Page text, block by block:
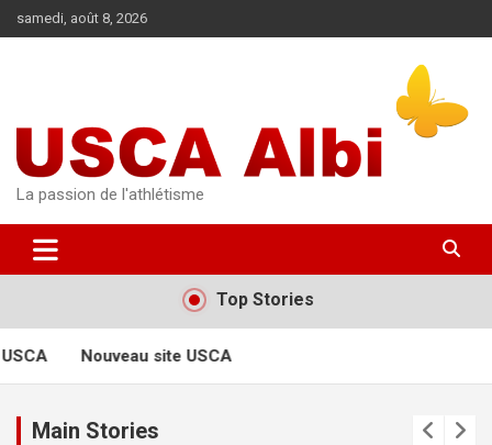
au
samedi, août 8, 2026
La passion de l'athlétisme
Top Stories
Nouveau site USCA
Main Stories